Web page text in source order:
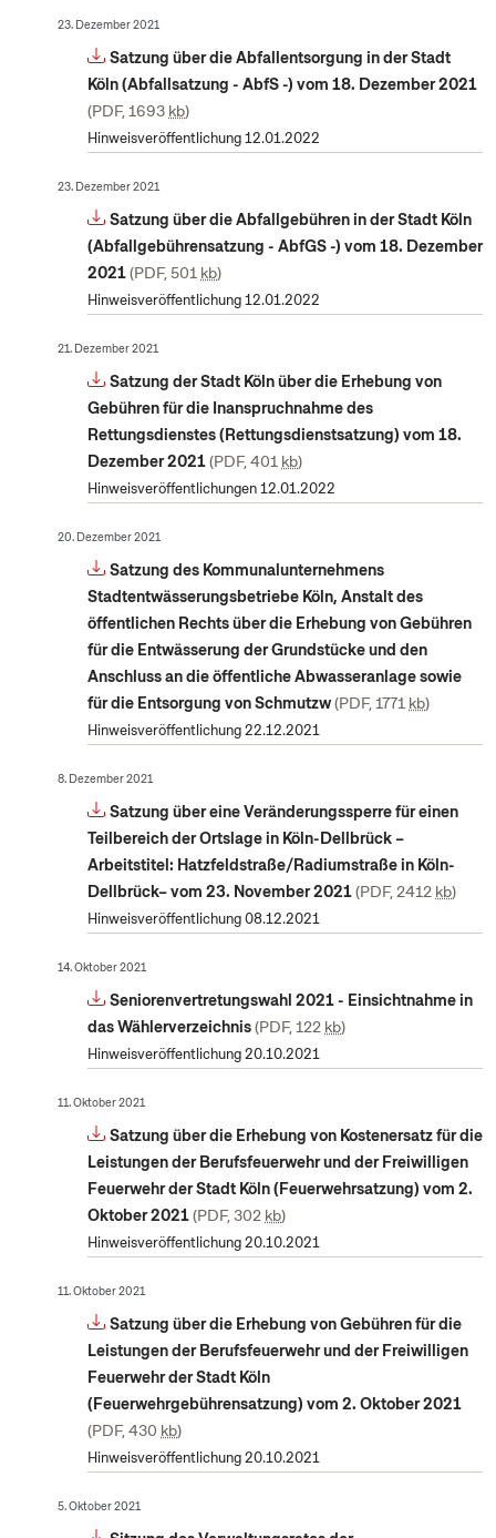
23. Dezember 2021
Satzung über die Abfallentsorgung in der Stadt
Köln (Abfallsatzung - AbfS -) vom 18. Dezember 2021
PDF, 1693 kb
Hinweisveröffentlichung 12.01.2022
23. Dezember 2021
Satzung über die Abfallgebühren in der Stadt Köln
(Abfallgebührensatzung - AbfGS -) vom 18. Dezember
2021 PDF, 501 kb
Hinweisveröffentlichung 12.01.2022
21. Dezember 2021
Satzung der Stadt Köln über die Erhebung von
Gebühren für die Inanspruchnahme des
Rettungsdienstes (Rettungsdienstsatzung) vom 18.
Dezember 2021 PDF, 401 kb
Hinweisveröffentlichungen 12.01.2022
20. Dezember 2021
Satzung des Kommunalunternehmens
Stadtentwässerungsbetriebe Köln, Anstalt des
öffentlichen Rechts über die Erhebung von Gebühren
für die Entwässerung der Grundstücke und den
Anschluss an die öffentliche Abwasseranlage sowie
für die Entsorgung von Schmutzw PDF, 1771 kb
Hinweisveröffentlichung 22.12.2021
8. Dezember 2021
Satzung über eine Veränderungssperre für einen
Teilbereich der Ortslage in Köln-Dellbrück –
Arbeitstitel: Hatzfeldstraße/Radiumstraße in Köln-
Dellbrück– vom 23. November 2021 PDF, 2412 kb
Hinweisveröffentlichung 08.12.2021
14. Oktober 2021
Seniorenvertretungswahl 2021 - Einsichtnahme in
das Wählerverzeichnis PDF, 122 kb
Hinweisveröffentlichung 20.10.2021
11. Oktober 2021
Satzung über die Erhebung von Kostenersatz für die
Leistungen der Berufsfeuerwehr und der Freiwilligen
Feuerwehr der Stadt Köln (Feuerwehrsatzung) vom 2.
Oktober 2021 PDF, 302 kb
Hinweisveröffentlichung 20.10.2021
11. Oktober 2021
Satzung über die Erhebung von Gebühren für die
Leistungen der Berufsfeuerwehr und der Freiwilligen
Feuerwehr der Stadt Köln
(Feuerwehrgebührensatzung) vom 2. Oktober 2021
PDF, 430 kb
Hinweisveröffentlichung 20.10.2021
5. Oktober 2021